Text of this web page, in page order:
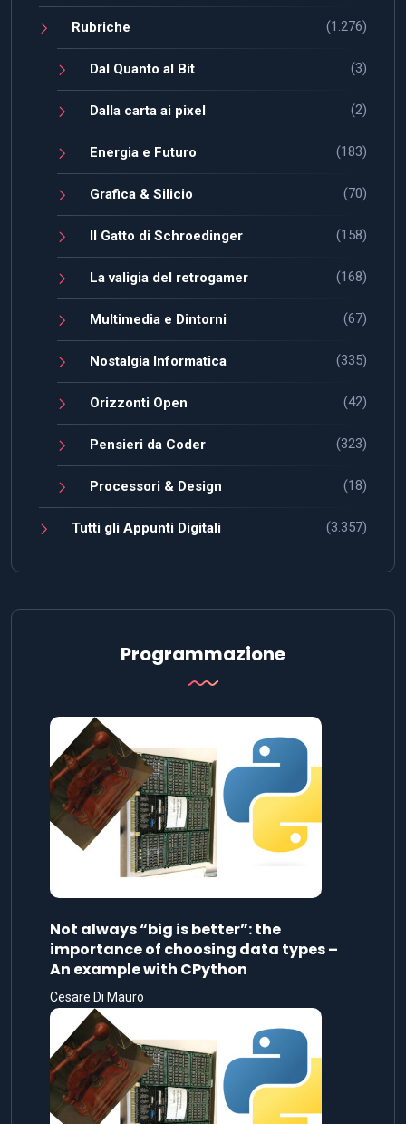
Rubriche (1.276)
Dal Quanto al Bit (3)
Dalla carta ai pixel (2)
Energia e Futuro (183)
Grafica & Silicio (70)
Il Gatto di Schroedinger (158)
La valigia del retrogamer (168)
Multimedia e Dintorni (67)
Nostalgia Informatica (335)
Orizzonti Open (42)
Pensieri da Coder (323)
Processori & Design (18)
Tutti gli Appunti Digitali (3.357)
Programmazione
Not always “big is better”: the
importance of choosing data types –
An example with CPython
Cesare Di Mauro